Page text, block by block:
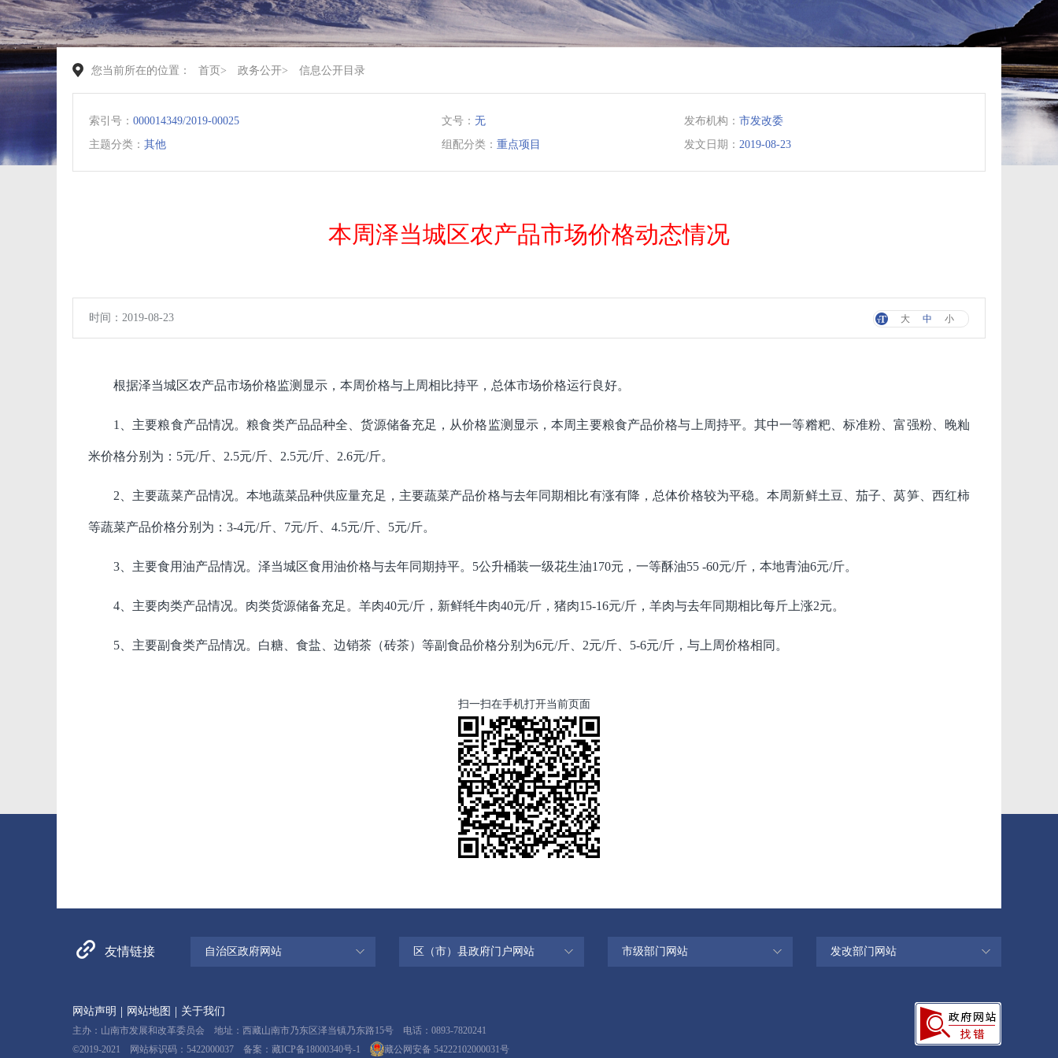
您当前所在的位置： 首页 > 政务公开> 信息公开目录
索引号： 000014349/2019-00025 文号： 无 发布机构： 市发改委
主题分类： 其他 组配分类： 重点项目 发文日期： 2019-08-23
本周泽当城区农产品市场价格动态情况
时间：2019-08-23 大 中 小
根据泽当城区农产品市场价格监测显示，本周价格与上周相比持平，总体市场价格运行良好。
1 、主要粮食产品情况。粮食类产品品种全、货源储备充足，从价格监测显示，本周 主要粮食产品价格与上周持平。其中一等糌粑、标准粉、富强粉、晚籼
米价格分别为：5元/斤、2.5元/斤、2.5元/斤、2.6元/斤。
2 、主要蔬菜产品情况。本地蔬菜品种供应量充足 ，主要蔬菜产品价格与去年同期相比有涨有降，总体价格较为平稳。本周新鲜土豆、茄子、莴笋、西红柿
等蔬菜产品价格分别为：3-4元/斤、7元/斤、4.5元/斤、5元/斤。
3 、主要食用油产品情况。 泽当城区食用油价格与去年同期持平。5公升桶装一级花生油170元，一等酥油55 -60元/斤，本地青油6元/斤。
4 、主要肉类产品情况。 肉类货源储备充足。羊肉40元/斤，新鲜牦牛肉40元/斤，猪肉15-16元/斤，羊肉与去年同期相比每斤上涨2元。
5 、主要副食类产品情况。 白糖、食盐、边销茶（砖茶）等副食品价格分别为6元/斤、2元/斤、5-6元/斤，与上周价格相同。
扫一扫在手机打开当前页面
友情链接 自治区政府网站 区（市）县政府门户网站 市级部门网站 发改部门网站
网站声明 | 网站地图 | 关于我们
主办：山南市发展和改革委员会 地址：西藏山南市乃东区泽当镇乃东路15号 电话：0893-7820241
©2019-2021 网站标识码：5422000037 备案： 藏ICP备18000340号-1 藏公网安备 54222102000031号